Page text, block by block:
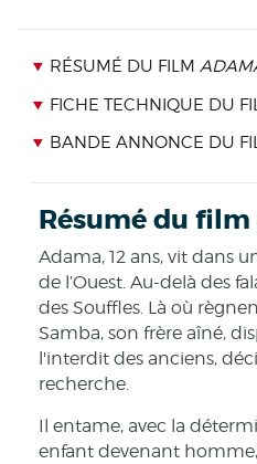
RÉSUMÉ DU FILM
FICHE TECHNIQUE DU
BANDE ANNONCE DU
Résumé du film
Adama, 12 ans, vit dans
de l’Ouest. Au-delà des
des Souffles. Là où
Samba, son frère aîné,
l'interdit des anciens,
recherche.
Il entame, avec la
enfant devenant